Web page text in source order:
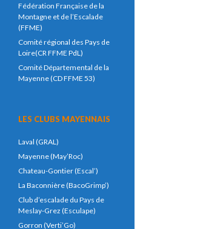
Fédération Française de la
Montagne et de l’Escalade
(FFME)
Comité régional des Pays de
Loire(CR FFME PdL)
Comité Départemental de la
Mayenne (CD FFME 53)
LES CLUBS MAYENNAIS
Laval (GRAL)
Mayenne (May’Roc)
Chateau-Gontier (Escal’)
La Baconnière (BacoGrimp’)
Club d’escalade du Pays de
Meslay-Grez (Esculape)
Gorron (Verti’Go)